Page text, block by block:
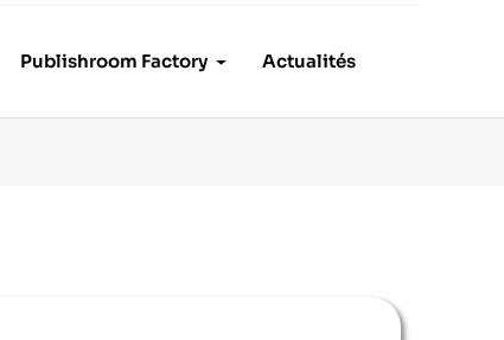
Publishroom Factory Actualités